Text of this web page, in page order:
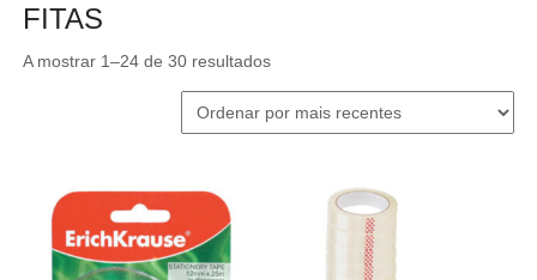
FITAS
A mostrar 1–24 de 30 resultadosOrdenado
mais
recentes